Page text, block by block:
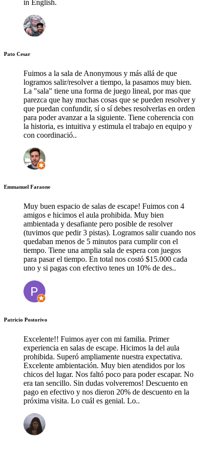
in English.
Pato Cesar
Fuimos a la sala de Anonymous y más allá de que
logramos salir/resolver a tiempo, la pasamos muy bien.
La "sala" tiene una forma de juego lineal, por mas que
parezca que hay muchas cosas que se pueden resolver y
que puedan confundir, sí o sí debes resolverlas en orden
para poder avanzar a la siguiente. Tiene coherencia con
la historia, es intuitiva y estimula el trabajo en equipo y
con coordinació..
Emmanuel Faraone
Muy buen espacio de salas de escape! Fuimos con 4
amigos e hicimos el aula prohibida. Muy bien
ambientada y desafiante pero posible de resolver
(tuvimos que pedir 3 pistas). Logramos salir cuando nos
quedaban menos de 5 minutos para cumplir con el
tiempo. Tiene una amplia sala de espera con juegos
para pasar el tiempo. En total nos costó $15.000 cada
uno y si pagas con efectivo tenes un 10% de des..
Patricio Postorivo
Excelente!! Fuimos ayer con mi familia. Primer
experiencia en salas de escape. Hicimos la del aula
prohibida. Superó ampliamente nuestra expectativa.
Excelente ambientación. Muy bien atendidos por los
chicos del lugar. Nos faltó poco para poder escapar. No
era tan sencillo. Sin dudas volveremos! Descuento en
pago en efectivo y nos dieron 20% de descuento en la
próxima visita. Lo cuál es genial. Lo..